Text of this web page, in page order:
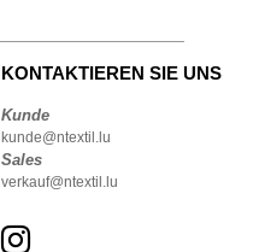
KONTAKTIEREN SIE UNS
Kunde
kunde@ntextil.lu
Sales
verkauf@ntextil.lu